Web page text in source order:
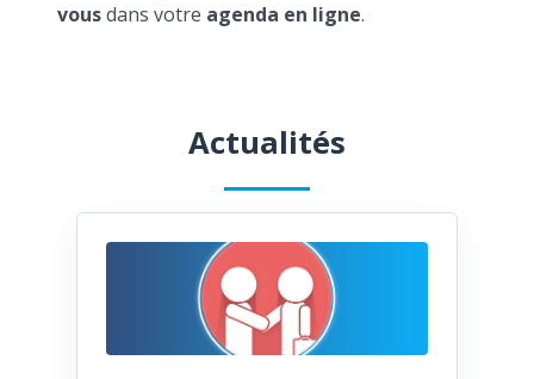
vousdans votre agenda en ligne.
Actualités